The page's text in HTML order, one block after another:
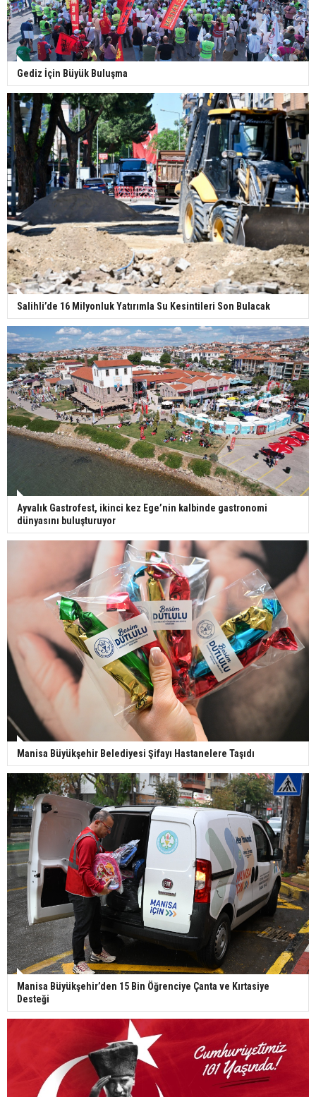
Gediz İçin Büyük Buluşma
Salihli’de 16 Milyonluk Yatırımla Su Kesintileri Son Bulacak
Ayvalık Gastrofest, ikinci kez Ege’nin kalbinde gastronomi
dünyasını buluşturuyor
Manisa Büyükşehir Belediyesi Şifayı Hastanelere Taşıdı
Manisa Büyükşehir’den 15 Bin Öğrenciye Çanta ve Kırtasiye
Desteği